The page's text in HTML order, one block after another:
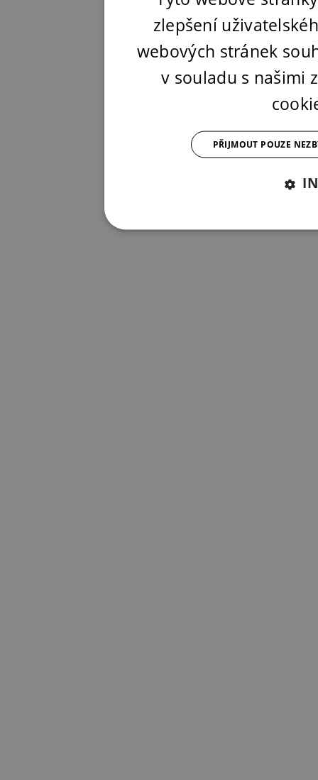
zlepšení
webových stránek
v souladu s našimi
PŘIJMOUT POUZE